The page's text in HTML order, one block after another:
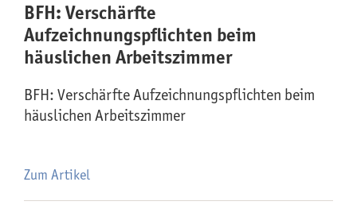
BFH: Verschärfte
Aufzeichnungspflichten beim
häuslichen Arbeitszimmer
BFH: Verschärfte Aufzeichnungspflichten beim
häuslichen Arbeitszimmer
Zum Artikel